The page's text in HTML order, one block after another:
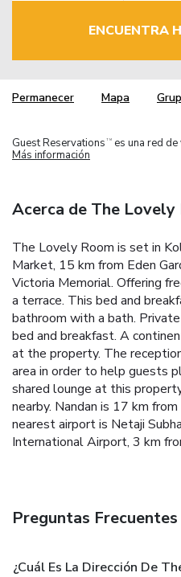
ENCUENTRA
Permanecer Mapa
Guest Reservations TM
es una red
Más información
Acerca de The Lovely
The Lovely Room is set in
Market, 15 km from Eden
Victoria Memorial. Offering
a terrace. This bed and
bathroom with a bath.
bed and breakfast. A
at the property. The
area in order to help guests
shared lounge at this
nearby. Nandan is 17 km
nearest airport is Netaji
International Airport, 3 km
Preguntas Frecuentes
¿Cuál Es La Dirección De